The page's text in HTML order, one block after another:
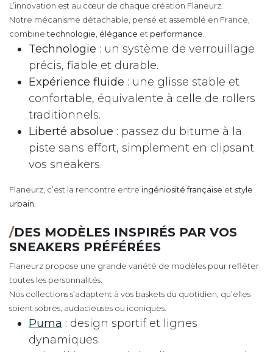
L’innovation est au cœur de chaque création Flaneurz.
Notre mécanisme détachable, pensé et assemblé en France,
combinetechnologie, élégance et performance.
Technologie : un système de verrouillage
précis, fiable et durable.
Expérience fluide : une glisse stable et
confortable, équivalente à celle de rollers
traditionnels.
Liberté absolue : passez du bitume à la
piste sans effort, simplement en clipsant
vos sneakers.
Flaneurz, c’est la rencontre entre ingéniosité française et style
urbain.
/DES MODÈLES INSPIRÉS PAR VOS
SNEAKERS PRÉFÉRÉES
Flaneurz propose une grande variété de modèles pour refléter
toutes les personnalités.
Nos collections s’adaptent à vos baskets du quotidien, qu’elles
soient sobres, audacieuses ou iconiques.
Puma : design sportif et lignes
dynamiques.